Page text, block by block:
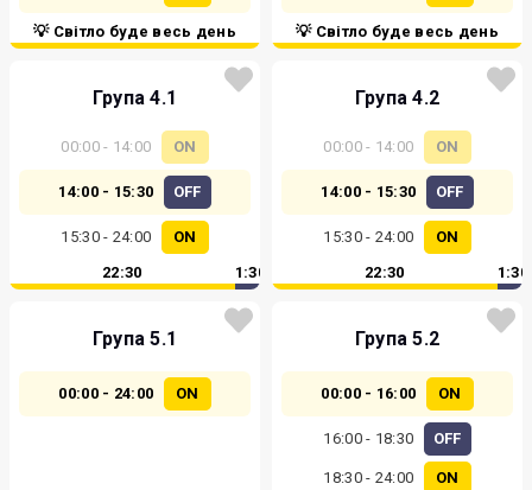
💡 Світло буде весь день 💡 Світло буде весь день
Група 4.1
00:00 - 14:00 ON
14:00 - 15:30 OFF
15:30 - 24:00
ON
22:30
1:30
Група 4.2
00:00 - 14:00 ON
14:00 - 15:30 OFF
15:30 - 24:00
ON
22:30
1:30
Група 5.1
00:00 - 24:00 ON
Група 5.2
00:00 - 16:00 ON
16:00 - 18:30 OFF
18:30 - 24:00
ON